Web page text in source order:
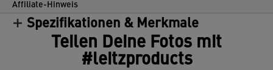
Affiliate-Hinweis
Spezifikationen & Merkmale
Teilen Deine Fotos mit
#leitzproducts